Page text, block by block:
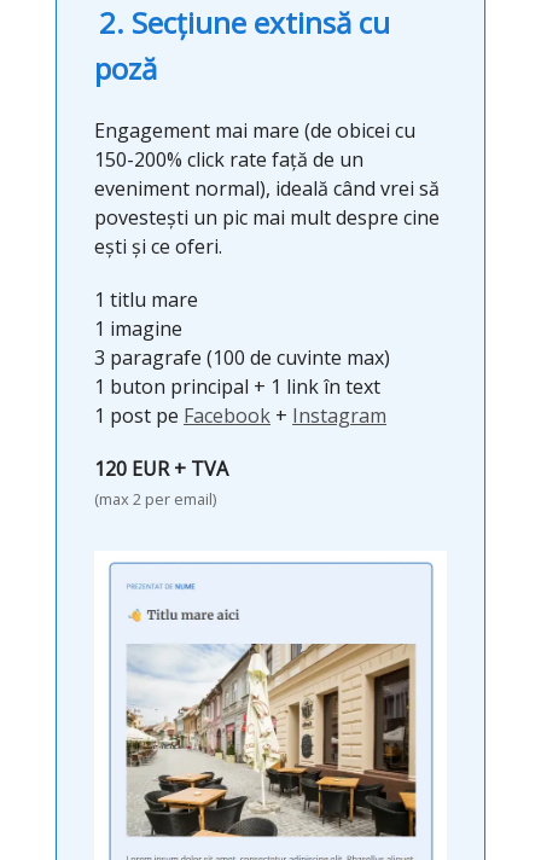
2. Secțiune extinsă cu
poză
Engagement mai mare (de obicei cu
150-200% click rate față de un
eveniment normal), ideală când vrei să
povestești un pic mai mult despre cine
ești și ce oferi.
1 titlu mare
1 imagine
3 paragrafe (100 de cuvinte max)
1 buton principal + 1 link în text
1 post pe Facebook + Instagram
120 EUR + TVA
(max 2 per email)